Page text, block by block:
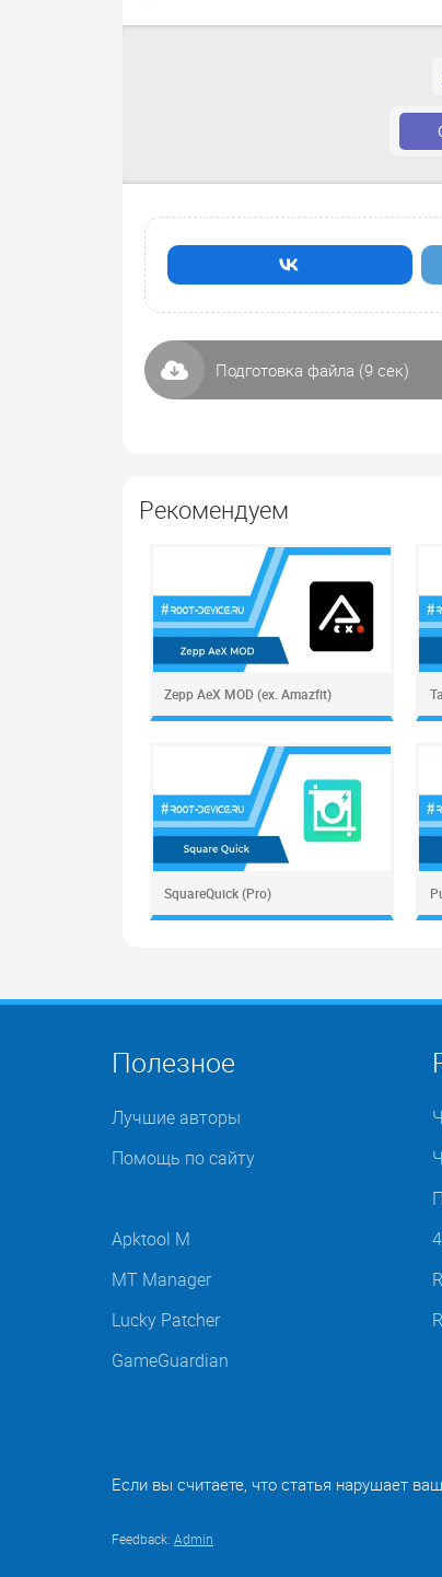
Подготовка файла (8 сек)
Рекомендуем
Zepp AeX MOD (ex. Amazfit)
SquareQuick (Pro)
Полезное
Лучшие авторы
Помощь по сайту
Apktool M
MT Manager
Lucky Patcher
GameGuardian
Если вы считаете, что статья нарушает
Feedback: Admin